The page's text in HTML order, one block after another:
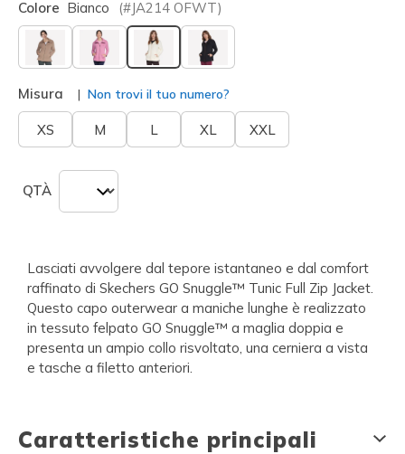
Colore Bianco (#JA214 OFWT)
selezionato
Misura Non trovi il tuo numero?
XS M L XL XXL
QTÀ
Lasciati avvolgere dal tepore istantaneo e dal comfort
raffinato di Skechers GO Snuggle™ Tunic Full Zip Jacket.
Questo capo outerwear a maniche lunghe è realizzato
in tessuto felpato GO Snuggle™ a maglia doppia e
presenta un ampio collo risvoltato, una cerniera a vista
e tasche a filetto anteriori.
Caratteristiche principali